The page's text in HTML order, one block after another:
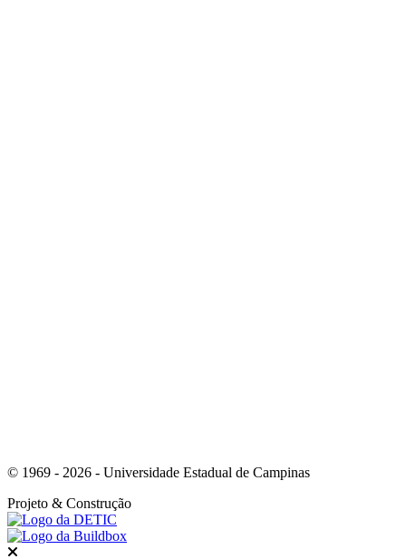
© 1969 - 2026 - Universidade Estadual de Campinas
Projeto & Construção